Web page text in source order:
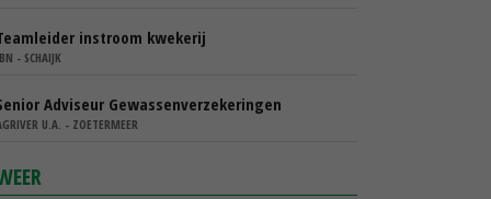
instroom kwekerij
- SCHAIJK
Adviseur Gewassenverzekeringen
U.A. - ZOETERMEER